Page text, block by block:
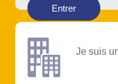
Entrer
Je suis